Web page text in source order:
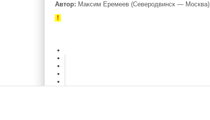
Автор: Максим Еремеев (Северодвинск — Москва)
!